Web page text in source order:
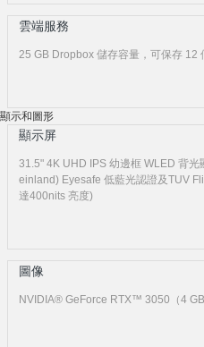
雲端服務
25 GB Dropbox 儲存容量，可保存 12
顯示和圖形
顯示屏
31.5" 4K UHD IPS 幼邊框 WLED 背
einland) Eyesafe 低藍光認證及TUV
達400nits 亮度)
圖像
NVIDIA® GeForce RTX™ 3050（4 GB